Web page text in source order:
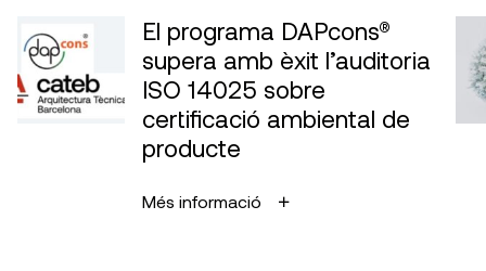
El programa DAPcons®
supera amb èxit l’auditoria
ISO 14025 sobre
certificació ambiental de
producte
Més informació